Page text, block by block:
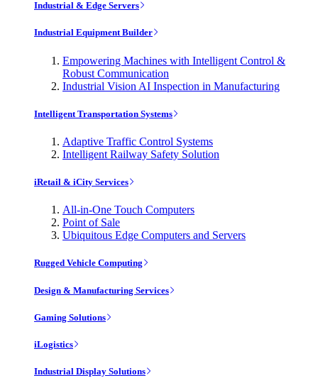
Industrial & Edge Servers
Industrial Equipment Builder
Empowering Machines with Intelligent Control &
Robust Communication
Industrial Vision AI Inspection in Manufacturing
Intelligent Transportation Systems
Adaptive Traffic Control Systems
Intelligent Railway Safety Solution
iRetail & iCity Services
All-in-One Touch Computers
Point of Sale
Ubiquitous Edge Computers and Servers
Rugged Vehicle Computing
Design & Manufacturing Services
Gaming Solutions
iLogistics
Industrial Display Solutions